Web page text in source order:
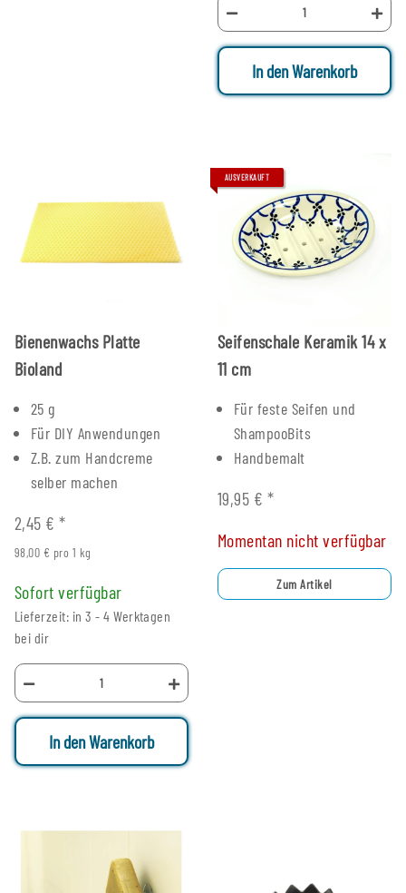
In den Warenkorb
Bienenwachs Platte
Bioland
25 g
Für DIY Anwendungen
Z.B. zum Handcreme
selber machen
2,45 €*
98,00 € pro 1 kg
Sofort verfügbar
Lieferzeit: in 3 - 4 Werktagen
bei dir
In den Warenkorb
AUSVERKAUFT
Seifenschale Keramik 14 x
11 cm
Für feste Seifen und
ShampooBits
Handbemalt
19,95 € *
Momentan nicht verfügbar
Zum Artikel